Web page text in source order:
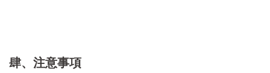
肆、注意事項